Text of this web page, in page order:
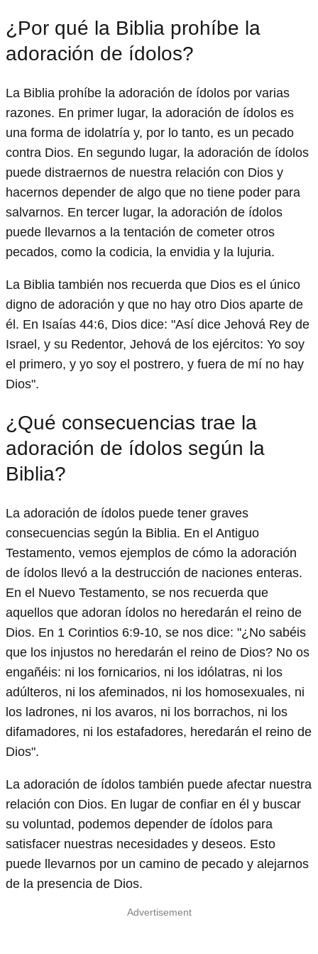
¿Por qué la Biblia prohíbe la
adoración de ídolos?
La Biblia prohíbe la adoración de ídolos por varias
razones. En primer lugar, la adoración de ídolos es
una forma de idolatría y, por lo tanto, es un pecado
contra Dios. En segundo lugar, la adoración de ídolos
puede distraernos de nuestra relación con Dios y
hacernos depender de algo que no tiene poder para
salvarnos. En tercer lugar, la adoración de ídolos
puede llevarnos a la tentación de cometer otros
pecados, como la codicia, la envidia y la lujuria.
La Biblia también nos recuerda que Dios es el único
digno de adoración y que no hay otro Dios aparte de
él. En Isaías 44:6, Dios dice: "Así dice Jehová Rey de
Israel, y su Redentor, Jehová de los ejércitos: Yo soy
el primero, y yo soy el postrero, y fuera de mí no hay
Dios".
¿Qué consecuencias trae la
adoración de ídolos según la
Biblia?
La adoración de ídolos puede tener graves
consecuencias según la Biblia. En el Antiguo
Testamento, vemos ejemplos de cómo la adoración
de ídolos llevó a la destrucción de naciones enteras.
En el Nuevo Testamento, se nos recuerda que
aquellos que adoran ídolos no heredarán el reino de
Dios. En 1 Corintios 6:9-10, se nos dice: "¿No sabéis
que los injustos no heredarán el reino de Dios? No os
engañéis: ni los fornicarios, ni los idólatras, ni los
adúlteros, ni los afeminados, ni los homosexuales, ni
los ladrones, ni los avaros, ni los borrachos, ni los
difamadores, ni los estafadores, heredarán el reino de
Dios".
La adoración de ídolos también puede afectar nuestra
relación con Dios. En lugar de confiar en él y buscar
su voluntad, podemos depender de ídolos para
satisfacer nuestras necesidades y deseos. Esto
puede llevarnos por un camino de pecado y alejarnos
de la presencia de Dios.
Advertisement